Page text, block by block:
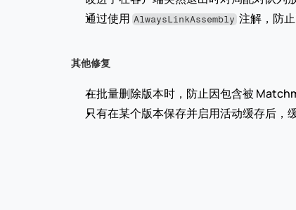
通过使用 AlwaysLinkAssembly 注解，防止
其他修复
在批量删除版本时，防止因包含被
只有在某个版本保存并启用活动缓存后，